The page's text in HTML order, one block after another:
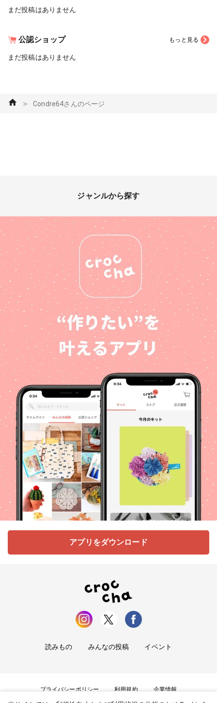
まだ投稿はありません
公認ショップ もっと見る
まだ投稿はありません
＞ Condre64さんのページ
ジャンルから探す
アプリをダウンロード
読みもの みんなの投稿 イベント
プライバシーポリシー 利用規約 企業情報